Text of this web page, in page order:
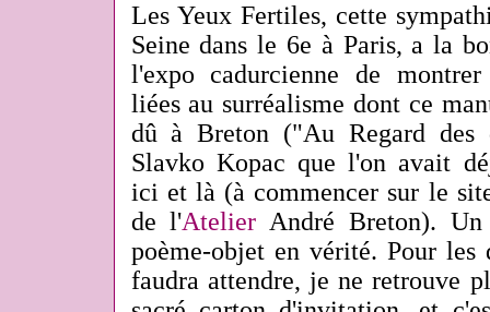
Les Yeux Fertiles, cette
Seine dans le 6e à Paris, a la
l'expo cadurcienne de
liées au surréalisme dont ce
dû à Breton ("Au Regard des
Slavko Kopac que l'on avait
ici et là (à commencer sur le
de l'Atelier André Breton). Un
poème-objet en vérité. Pour les
faudra attendre, je ne retrouve